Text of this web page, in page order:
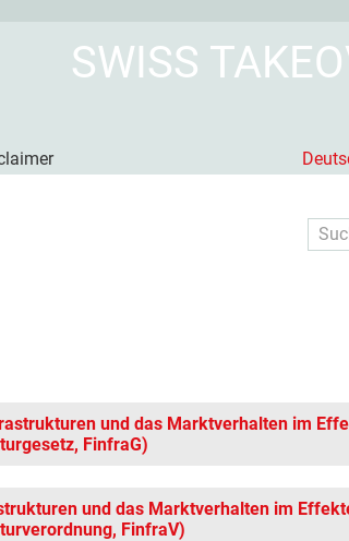
SWISS
und das Marktverhalten im
FinfraG)
und das Marktverhalten im
FinfraV)